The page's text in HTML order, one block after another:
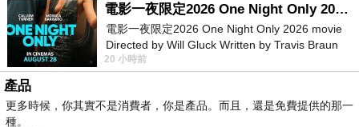
狂銷~對抗嚴冬必備!!!
電影一夜限定2026 One Night Only 2026 movie
電影一夜限定2026 One Night Only 2026 movie
Directed by Will Gluck Written by Travis Braun
Starring Monica Barbaro
20 小時前
產品
更多時候，你其實不是消費者，你是產品。而且，還是免費提供的那一
種。